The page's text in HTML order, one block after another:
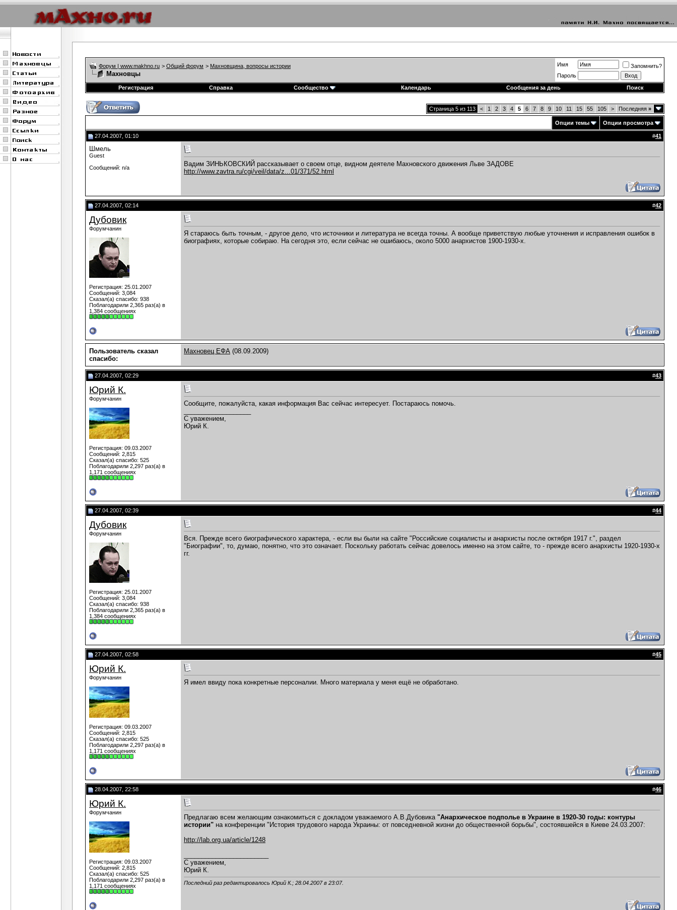
Форум | www.makhno.ru > Общий форум > Махновщина, вопросы истории
Махновцы
Имя
Запомнить?
Пароль
Регистрация
Справка Сообщество Календарь Сообщения за день Поиск
Страница 5 из 113 < 1 2 3 4 5 6 7 8 9 10 11 15 55 105 > Последняя »
Опции темы Опции просмотра
27.04.2007, 01:10 #41
Шмель
Guest
Сообщений: n/a
Вадим ЗИНЬКОВСКИЙ рассказывает о своем отце, видном деятеле Махновского движения Льве ЗАДОВЕ
http://www.zavtra.ru/cgi/veil/data/z...01/371/52.html
27.04.2007, 02:14 #42
Дубовик
Форумчанин
Регистрация: 25.01.2007
Сообщений: 3,084
Сказал(а) спасибо: 938
Поблагодарили 2,365 раз(а) в
1,384 сообщениях
Я стараюсь быть точным, - другое дело, что источники и литература не всегда точны. А вообще приветствую любые уточнения и исправления ошибок в
биографиях, которые собираю. На сегодня это, если сейчас не ошибаюсь, около 5000 анархистов 1900-1930-х.
Пользователь сказал
cпасибо:
Махновец ЕФА (08.09.2009)
27.04.2007, 02:29 #43
Юрий К.
Форумчанин
Регистрация: 09.03.2007
Сообщений: 2,815
Сказал(а) спасибо: 525
Поблагодарили 2,297 раз(а) в
1,171 сообщениях
Сообщите, пожалуйста, какая информация Вас сейчас интересует. Постараюсь помочь.
С уважением,
Юрий К.
27.04.2007, 02:39 #44
Дубовик
Форумчанин
Регистрация: 25.01.2007
Сообщений: 3,084
Сказал(а) спасибо: 938
Поблагодарили 2,365 раз(а) в
1,384 сообщениях
Вся. Прежде всего биографического характера, - если вы были на сайте "Российские социалисты и анархисты после октября 1917 г.", раздел
"Биографии", то, думаю, понятно, что это означает. Поскольку работать сейчас довелось именно на этом сайте, то - прежде всего анархисты 1920-1930-х
гг.
27.04.2007, 02:58 #45
Юрий К.
Форумчанин
Регистрация: 09.03.2007
Сообщений: 2,815
Сказал(а) спасибо: 525
Поблагодарили 2,297 раз(а) в
1,171 сообщениях
Я имел ввиду пока конкретные персоналии. Много материала у меня ещё не обработано.
28.04.2007, 22:58 #46
Юрий К.
Форумчанин
Регистрация: 09.03.2007
Сообщений: 2,815
Сказал(а) спасибо: 525
Поблагодарили 2,297 раз(а) в
1,171 сообщениях
Предлагаю всем желающим ознакомиться с докладом уважаемого А.В.Дубовика "Анархическое подполье в Украине в 1920-30 годы: контуры
истории" на конференции "История трудового народа Украины: от повседневной жизни до общественной борьбы", состоявшейся в Киеве 24.03.2007:
http://lab.org.ua/article/1248
С уважением,
Юрий К.
Последний раз редактировалось Юрий К.; 28.04.2007 в 23:07.